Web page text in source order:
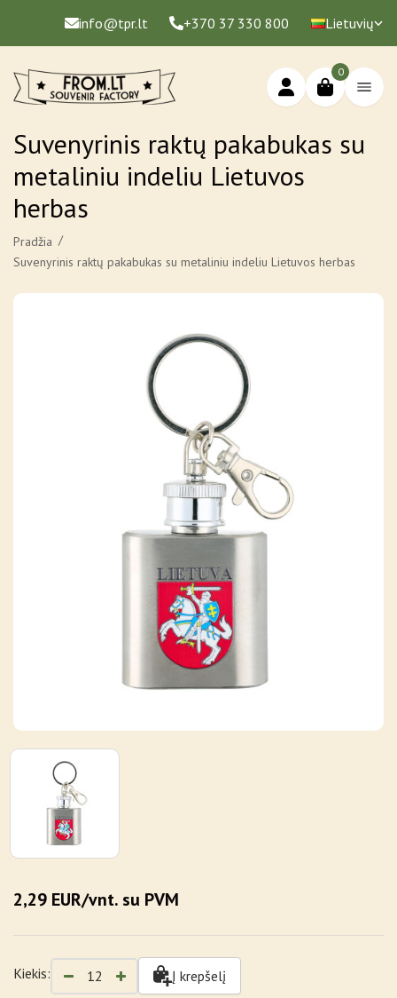
info@tpr.lt +370 37 330 800 Lietuvių
0
Suvenyrinis raktų pakabukas su
metaliniu indeliu Lietuvos
herbas
Pradžia
Suvenyrinis raktų pakabukas su metaliniu indeliu Lietuvos herbas
2,29 EUR/vnt. su PVM
Kiekis: Į krepšelį